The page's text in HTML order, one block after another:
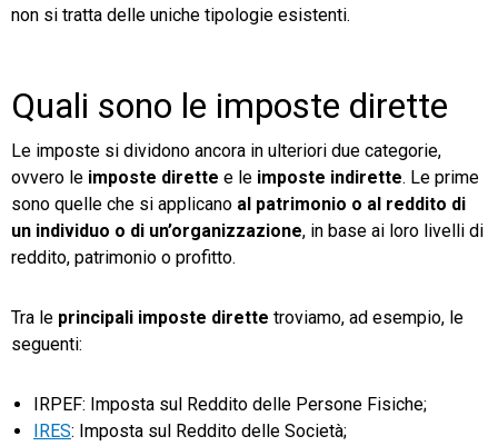
non si tratta delle uniche tipologie esistenti.
Quali sono le imposte dirette
Le imposte si dividono ancora in ulteriori due categorie,
ovvero le imposte dirette e le imposte indirette. Le prime
sono quelle che si applicano al patrimonio o al reddito di
un individuo o di un’organizzazione, in base ai loro livelli di
reddito, patrimonio o profitto.
Tra le principali imposte dirette troviamo, ad esempio, le
seguenti:
IRPEF: Imposta sul Reddito delle Persone Fisiche;
IRES: Imposta sul Reddito delle Società;